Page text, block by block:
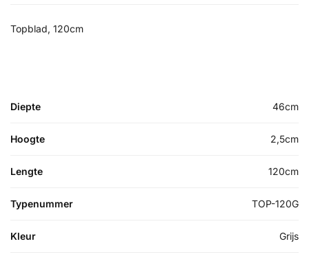
Topblad, 120cm
Diepte 46cm
Hoogte 2,5cm
Lengte 120cm
Typenummer TOP-120G
Kleur Grijs